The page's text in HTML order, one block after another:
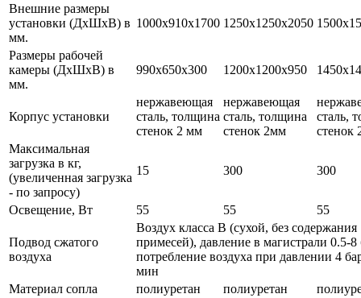
Внешние размеры
установки (ДхШхВ) в
мм.
1000х910х1700 1250х1250х2050
Размеры рабочей
камеры (ДхШхВ) в
мм.
990х650х300 1200х1200х950
Корпус установки
нержавеющая
сталь, толщина
стенок 2 мм
нержавеющая
сталь, толщина
стенок 2мм
сталь,
стенок
Максимальная
загрузка в кг,
(увеличенная загрузка
- по запросу)
15 300 300
Освещение, Вт 55 55 55
Подвод сжатого
воздуха
Воздух класса В (сухой, без содержания
примесей), давление в магистрали 0.5-8
потребление воздуха при давлении 4
мин
Материал сопла
полиуретан полиуретан